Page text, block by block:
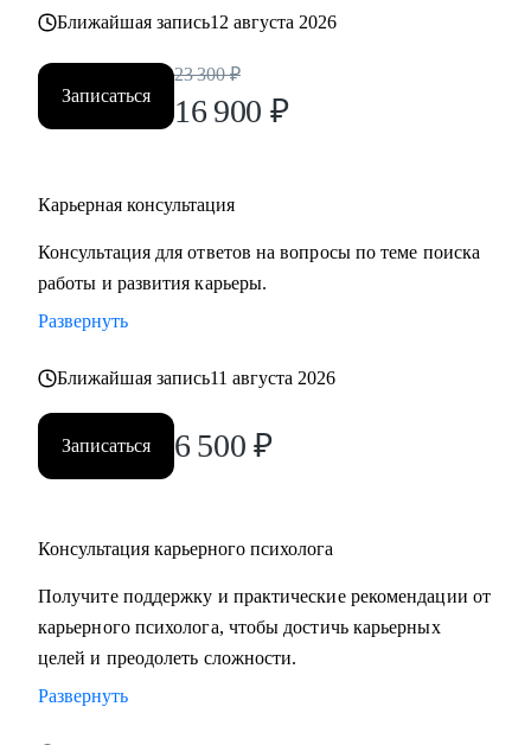
Ближайшая запись12 августа 2026
Записаться
23 300 ₽
16 900 ₽
Карьерная консультация
Консультация для ответов на вопросы по теме поиска
работы и развития карьеры.
Развернуть
Ближайшая запись11 августа 2026
Записаться 6 500 ₽
Консультация карьерного психолога
Получите поддержку и практические рекомендации от
карьерного психолога, чтобы достичь карьерных
целей и преодолеть сложности.
Развернуть